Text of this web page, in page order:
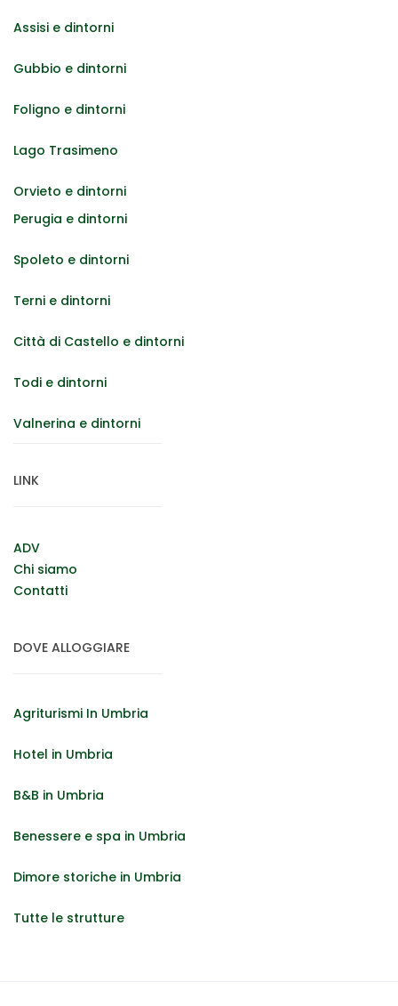
Assisi e dintorni
Gubbio e dintorni
Foligno e dintorni
Lago Trasimeno
Orvieto e dintorni
Perugia e dintorni
Spoleto e dintorni
Terni e dintorni
Città di Castello e dintorni
Todi e dintorni
Valnerina e dintorni
LINK
ADV
Chi siamo
Contatti
DOVE ALLOGGIARE
Agriturismi In Umbria
Hotel in Umbria
B&B in Umbria
Benessere e spa in Umbria
Dimore storiche in Umbria
Tutte le strutture